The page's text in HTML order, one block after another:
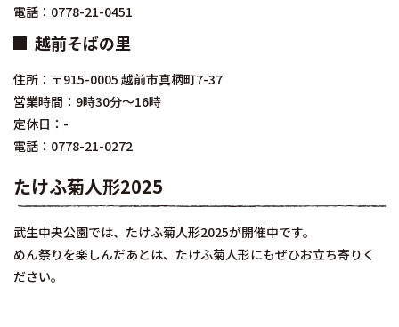
電話：0778-21-0451
越前そばの里
住所：〒915-0005 越前市真柄町7-37
営業時間：9時30分～16時
定休日：-
電話：0778-21-0272
たけふ菊人形2025
武生中央公園では、たけふ菊人形2025が開催中です。
めん祭りを楽しんだあとは、たけふ菊人形にもぜひお立ち寄りく
ださい。